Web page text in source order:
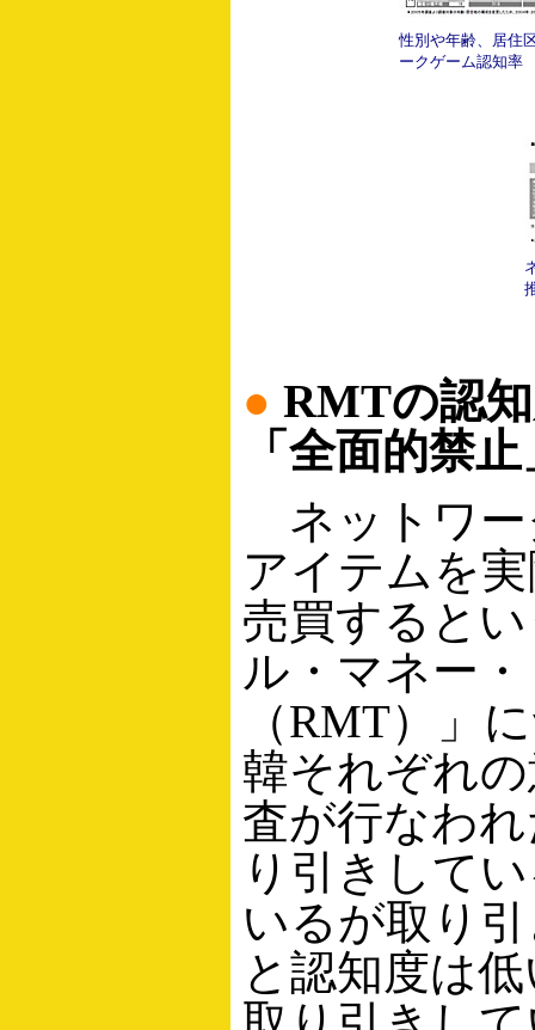
性別や年齢、居住
ークゲーム認知率
● RMTの認
「全面的禁
ネットワー
アイテムを
売買すると
ル・マネー
（RMT）」
韓それぞれ
査が行なわ
り引きして
いるが取り
と認知度は